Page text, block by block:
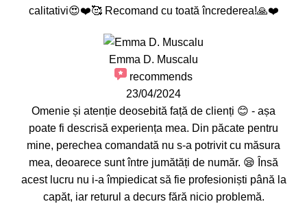
calitativi😍❤️🥰 Recomand cu toată încrederea!🙏❤️
Emma D. Muscalu
recommends
23/04/2024
Omenie și atenție deosebită față de clienți 😊 - așa
poate fi descrisă experiența mea. Din păcate pentru
mine, perechea comandată nu s-a potrivit cu măsura
mea, deoarece sunt între jumătăți de număr. 😪 Însă
acest lucru nu i-a împiedicat să fie profesioniști până la
capăt, iar returul a decurs fără nicio problemă.